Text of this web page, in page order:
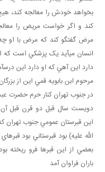
بخواهد خودش را معالجه کند،
کند و اگر خواست مريض را
مرض گفتگو کند که مرض با او
انسان مي آيد يک پزشکي است که
دارد اين آهي که او دارد اين درس
مرحوم ابن بابويه قمي اين از
در جنوب تهران کنار حرم حضرت
دويست سال قبل دو قرن قبل آن
اين قبرستان عمومي جنوب تهران
الله عليه) بود قبرستاني بود
بعضي از اين قبرها فرو ريخته
باران فراوان آمد